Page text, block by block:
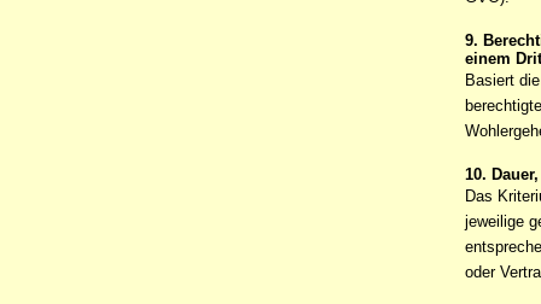
9.
einem
Basiert
10.
Das
jeweilige
oder